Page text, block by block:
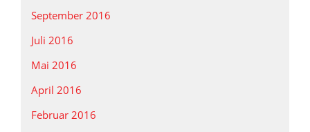
September 2016
Juli 2016
Mai 2016
April 2016
Februar 2016